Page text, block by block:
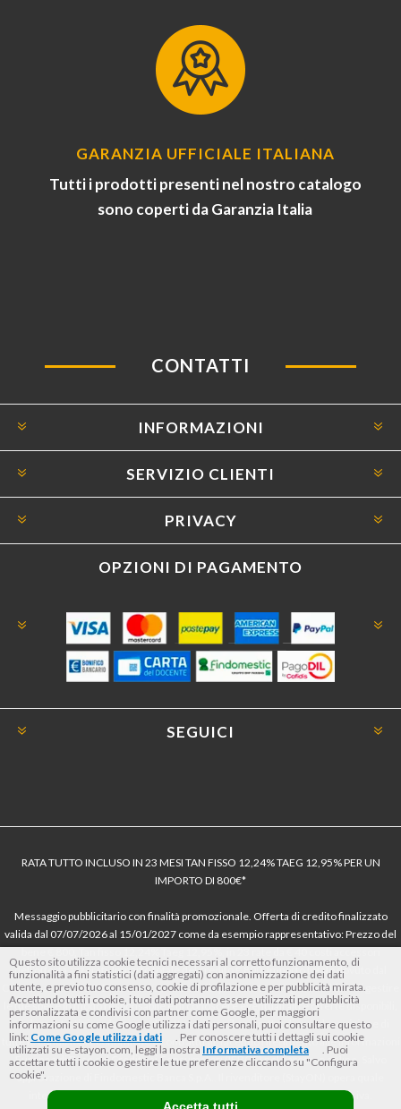
GARANZIA UFFICIALE ITALIANA
Tutti i prodotti presenti nel nostro catalogo
sono coperti da Garanzia Italia
CONTATTI
INFORMAZIONI
SERVIZIO CLIENTI
PRIVACY
OPZIONI DI PAGAMENTO
SEGUICI
RATA TUTTO INCLUSO IN 23 MESI TAN FISSO 12,24% TAEG 12,95% PER UN
IMPORTO DI 800€*
Messaggio pubblicitario con finalità promozionale. Offerta di credito finalizzato
valida dal 07/07/2026 al 15/01/2027 come da esempio rappresentativo: Prezzo del
dell’offerta azzerati. Importo totale del credito € 800. Importo totale dovuto dal
Consumatore € 920. Decorrenza media della prima rata a 90 giorni. Al fine di gestire
le tue spese in modo responsabile e di conoscere eventuali altre offerte disponibili,
Findomestic ti ricorda, prima di sottoscrivere il contratto, di prendere visione di
tutte le condizioni economiche e contrattuali, facendo riferimento alle Informazioni
Europee di Base sul Credito ai Consumatori (IEBCC) nel percorso online. Salvo
approvazione di Findomestic Banca S.p.A.. Il rivenditore (StayON) opera quale
intermediario del credito per Findomestic Banca S.p.A., non in esclusiva.
Questo sito utilizza cookie tecnici necessari al corretto funzionamento, di
funzionalità a fini statistici (dati aggregati) con anonimizzazione dei dati
utente, e previo tuo consenso, cookie di profilazione e per pubblicità mirata.
Accettando tutti i cookie, i tuoi dati potranno essere utilizzati per pubblicità
personalizzata e condivisi con partner come Google, per maggiori
informazioni su come Google utilizza i dati personali, puoi consultare questo
link: Come Google utilizza i dati
. Per conoscere tutti i dettagli sui cookie
utilizzati su e-stayon.com, leggi la nostra Informativa completa
. Puoi
accettare tutti i cookie o gestire le tue preferenze cliccando su "Configura
cookie".